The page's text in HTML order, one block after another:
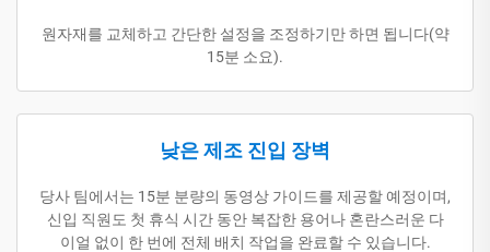
원자재를 교체하고 간단한 설정을 조정하기만 하면 됩니다(약
15분 소요).
낮은 제조 진입 장벽
당사 팀에서는 15분 분량의 동영상 가이드를 제공할 예정이며,
신입 직원도 첫 휴식 시간 동안 복잡한 용어나 혼란스러운 다
이얼 없이 한 번에 전체 배치 작업을 완료할 수 있습니다.